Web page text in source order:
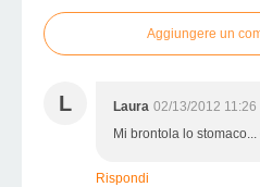
Aggiungere un
L Laura 02/13/2012 11:26
Mi brontola lo stomaco...
Rispondi